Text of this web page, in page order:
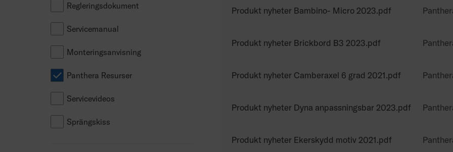
Regleringsdokument
Servicemanual
Monteringsanvisning
Panthera Resurser
Servicevideos
Sprängskiss
Produkt nyheter Bambino- Micro 2023.pdf
Produkt nyheter Brickbord B3 2023.pdf
Produkt nyheter Camberaxel 6 grad 2021.pdf
Produkt nyheter Dyna anpassningsbar 2023.pdf
Produkt nyheter Ekerskydd motiv 2021.pdf